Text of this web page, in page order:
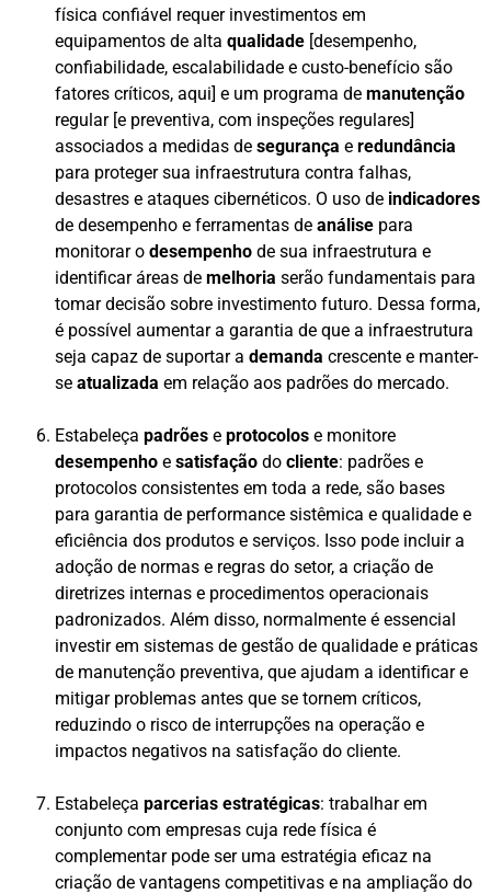
física confiável requer investimentos em
equipamentos de alta qualidade [desempenho,
confiabilidade, escalabilidade e custo-benefício são
fatores críticos, aqui] e um programa de manutenção
regular [e preventiva, com inspeções regulares]
associados a medidas de segurança e redundância
para proteger sua infraestrutura contra falhas,
desastres e ataques cibernéticos. O uso de indicadores
de desempenho e ferramentas de análise para
monitorar o desempenho de sua infraestrutura e
identificar áreas de melhoria serão fundamentais para
tomar decisão sobre investimento futuro. Dessa forma,
é possível aumentar a garantia de que a infraestrutura
seja capaz de suportar a demanda crescente e manter-
se atualizada em relação aos padrões do mercado.
Estabeleça padrões e protocolos e monitore
desempenho e satisfação do cliente: padrões e
protocolos consistentes em toda a rede, são bases
para garantia de performance sistêmica e qualidade e
eficiência dos produtos e serviços. Isso pode incluir a
adoção de normas e regras do setor, a criação de
diretrizes internas e procedimentos operacionais
padronizados. Além disso, normalmente é essencial
investir em sistemas de gestão de qualidade e práticas
de manutenção preventiva, que ajudam a identificar e
mitigar problemas antes que se tornem críticos,
reduzindo o risco de interrupções na operação e
impactos negativos na satisfação do cliente.
Estabeleça parcerias estratégicas: trabalhar em
conjunto com empresas cuja rede física é
complementar pode ser uma estratégia eficaz na
criação de vantagens competitivas e na ampliação do